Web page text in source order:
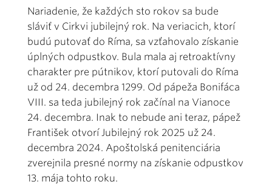
Nariadenie, že každých sto rokov sa bude
sláviť v Cirkvi jubilejný rok. Na veriacich, ktorí
budú putovať do Ríma, sa vzťahovalo získanie
úplných odpustkov. Bula mala aj retroaktívny
charakter pre pútnikov, ktorí putovali do Ríma
už od 24. decembra 1299. Od pápeža Bonifáca
VIII. sa teda jubilejný rok začínal na Vianoce
24. decembra. Inak to nebude ani teraz, pápež
František otvorí Jubilejný rok 2025 už 24.
decembra 2024. Apoštolská penitenciária
zverejnila presné normy na získanie odpustkov
13. mája tohto roku.